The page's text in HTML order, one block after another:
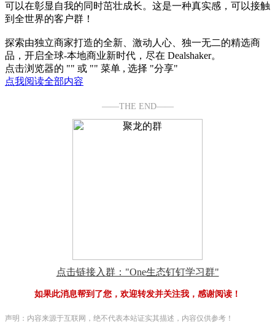
可以在彰显自我的同时茁壮成长。这是一种真实感，可以接触
到全世界的客户群！
探索由独立商家打造的全新、激动人心、独一无二的精选商
品，开启全球-本地商业新时代，尽在 Dealshaker。
点击浏览器的 "" 或 "" 菜单 , 选择 "分享"
点我阅读全部内容
——THE END——
点击链接入群："One生态钉钉学习群"
如果此消息帮到了您，欢迎转发并关注我，感谢阅读！
声明：内容来源于互联网，绝不代表本站证实其描述，内容仅供参考！